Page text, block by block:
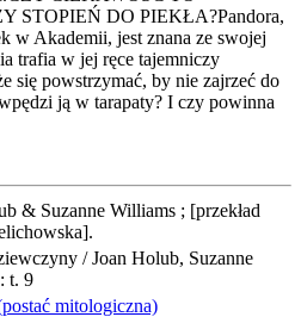
STOPIEŃ DO PIEKŁA?Pandora,
w Akademii, jest znana ze swojej
trafia w jej ręce tajemniczy
się powstrzymać, by nie zajrzeć do
ją w tarapaty? I czy powinna
& Suzanne Williams ; [przekład
/ Joan Holub, Suzanne
t. 9
mitologiczna)